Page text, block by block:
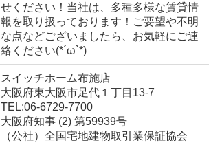
せください！当社は、多種多様な賃貸情
報を取り扱っております！ご要望や不明
な点などございましたら、お気軽にご連
絡ください(*´ω`*)
スイッチホーム布施店
大阪府東大阪市足代１丁目13-7
TEL:06-6729-7700
大阪府知事 (2) 第59939号
（公社）全国宅地建物取引業保証協会